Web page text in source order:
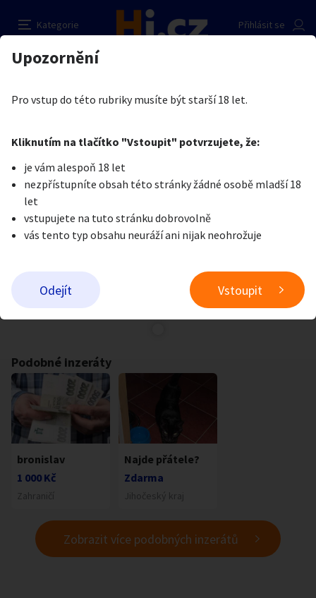
Kategorie
Přihlásit se
Auto-moto
Reality a bydlení Seznamka
Zvířata
Stroje a nářadí PC a elektro Sport a hobby
Sběratelství
Přidat inzerát
Erotika Ostatní a související
Je nám líto, ale tenhle inzerát již není aktuální.
Podobné inzeráty
bronislav
1 000 Kč
Najde přátele?
Zdarma
Zobrazit více podobných inzerátů
Hledání pána
Prodávající
Pošlete uživateli zprávu
Nahlásit inzerát
Upozornění
Pro vstup do této rubriky musíte být starší 18 let.
Kliknutím na tlačítko "Vstoupit" potvrzujete, že:
je vám alespoň 18 let
nezpřístupníte obsah této stránky žádné osobě mladší 18
let
vstupujete na tuto stránku dobrovolně
vás tento typ obsahu neuráží ani nijak neohrožuje
Odejít Vstoupit